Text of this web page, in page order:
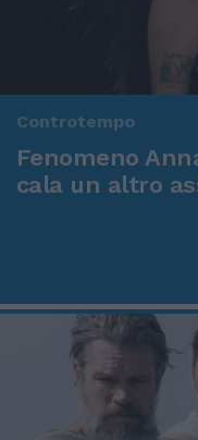
Controtempo
Fenomeno
cala un altro